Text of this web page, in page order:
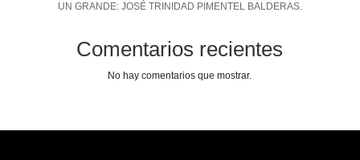
UN GRANDE: JOSÉ TRINIDAD PIMENTEL BALDERAS.
Comentarios recientes
No hay comentarios que mostrar.